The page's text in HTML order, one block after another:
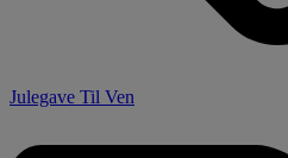
Julegave Til Ven